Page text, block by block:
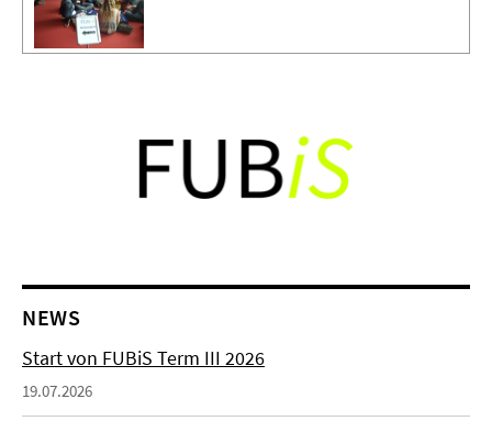
NEWS
Start von FUBiS Term III 2026
19.07.2026